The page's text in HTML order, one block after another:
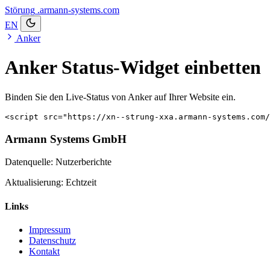
Störung .armann-systems.com
EN
Anker
Anker Status-Widget einbetten
Binden Sie den Live-Status von Anker auf Ihrer Website ein.
<script src="https://xn--strung-xxa.armann-
Armann Systems GmbH
Datenquelle: Nutzerberichte
Aktualisierung: Echtzeit
Links
Impressum
Datenschutz
Kontakt